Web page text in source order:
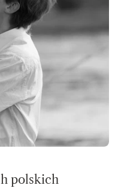
polskich